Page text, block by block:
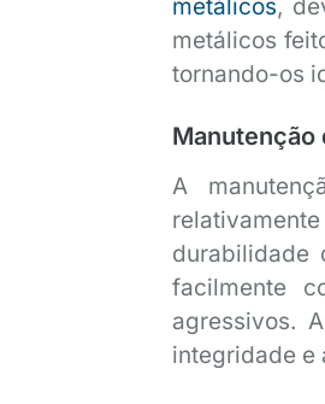
metálicos,
metálicos
tornando-os
Manutenção
A
durabilidade
facilmente
agressivos.
integridade e